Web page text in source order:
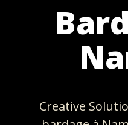
Creative